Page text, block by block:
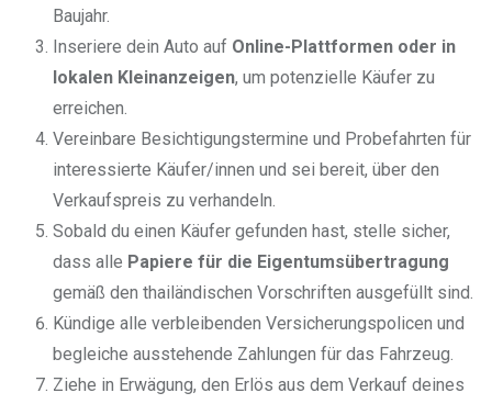
Baujahr.
Inseriere dein Auto auf Online-Plattformen oder in
lokalen Kleinanzeigen, um potenzielle Käufer zu
erreichen.
Vereinbare Besichtigungstermine und Probefahrten für
interessierte Käufer/innen und sei bereit, über den
Verkaufspreis zu verhandeln.
Sobald du einen Käufer gefunden hast, stelle sicher,
dass alle Papiere für die Eigentumsübertragung
gemäß den thailändischen Vorschriften ausgefüllt sind.
Kündige alle verbleibenden Versicherungspolicen und
begleiche ausstehende Zahlungen für das Fahrzeug.
Ziehe in Erwägung, den Erlös aus dem Verkauf deines